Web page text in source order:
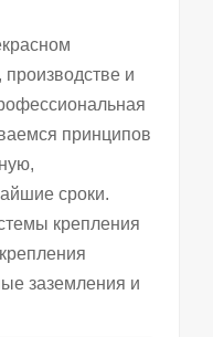
и
принципов
сроки.
крепления
заземления и